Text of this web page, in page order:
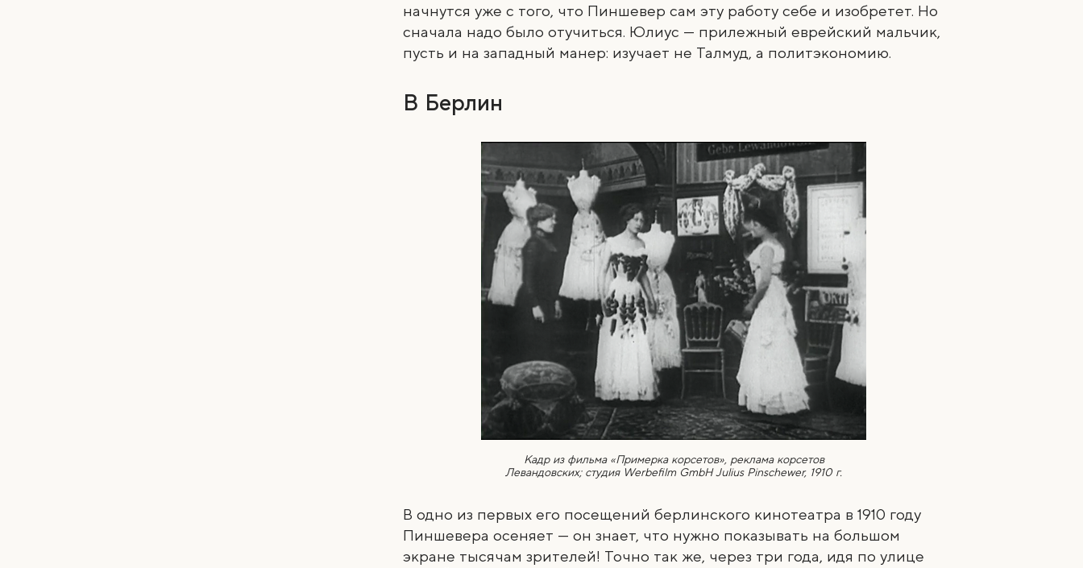
начнутся уже с того, что Пиншевер сам эту работу себе и изобретет. Но
сначала надо было отучиться. Юлиус — прилежный еврейский мальчик,
пусть и на западный манер: изучает не Талмуд, а политэкономию.
В Берлин
Кадр из фильма «Примерка корсетов», реклама корсетов
Левандовских; студия Werbefilm GmbH Julius Pinschewer, 1910 г.
В одно из первых его посещений берлинского кинотеатра в 1910 году
Пиншевера осеняет — он знает, что нужно показывать на большом
экране тысячам зрителей! Точно так же, через три года, идя по улице